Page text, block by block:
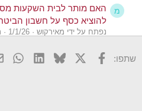
מ
האם מותר לבית השקעות
להוציא כסף על חשבון
נפתח על ידי מאירקוש 1/1/26
ל ניוד כסף מחשבון מסחר שתפו: פייסבוק
X
Bluesky
LinkedIn